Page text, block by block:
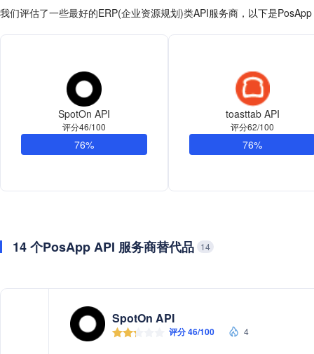
我们评估了一些最好的ERP(企业资源规划)类API服务商，以下是
SpotOn API
评分46/100
76%
toasttab API
评分62/100
76%
14 个PosApp API 服务商替代品 14
SpotOn API
评分 46/100 4